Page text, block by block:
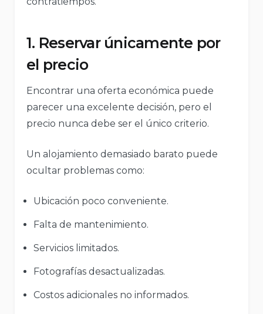
1. Reservar únicamente por
el precio
Encontrar una oferta económica puede
parecer una excelente decisión, pero el
precio nunca debe ser el único criterio.
Un alojamiento demasiado barato puede
ocultar problemas como:
Ubicación poco conveniente.
Falta de mantenimiento.
Servicios limitados.
Fotografías desactualizadas.
Costos adicionales no informados.